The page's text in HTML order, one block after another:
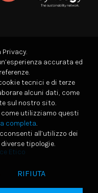
Etico
accurata ed
tecnici e di terze
alcuni dati, come
sul nostro sito.
utilizziamo questi
completa.
all’utilizzo dei
tipologie.
RIFIUTA